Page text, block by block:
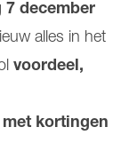
7 december
alles in het
voordeel,
kortingen